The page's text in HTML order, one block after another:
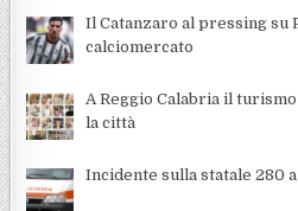
Il Catanzaro al pressing su
calciomercato
A Reggio Calabria il
la città
Incidente sulla statale 280